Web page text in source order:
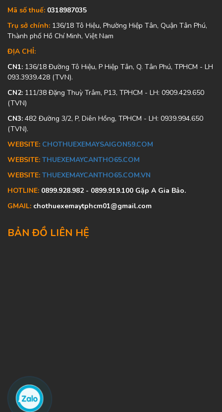
Mã số thuế: 0318987035
Trụ sở chính: 136/18 Tô Hiệu, Phường Hiệp Tân, Quận Tân Phú,
Thành phố Hồ Chí Minh, Việt Nam
ĐỊA CHỈ:
CN1: 136/18 Đường Tô Hiệu, P Hiệp Tân, Q. Tân Phú, TPHCM - LH
093.3939.428 (TVN).
CN2: 111/38 Đặng Thuỳ Trâm, P13, TPHCM - LH: 0909.429.650
(TVN)
CN3: 482 Đường 3/2, P, Diên Hồng, TPHCM - LH: 0939.994.650
(TVN).
WEBSITE: CHOTHUEXEMAYSAIGON59.COM
WEBSITE: THUEXEMAYCANTHO65.COM
WEBSITE: THUEXEMAYCANTHO65.COM.VN
HOTLINE: 0899.928.982 - 0899.919.100 Gặp A Gia Bảo.
GMAIL: chothuexemaytphcm01@gmail.com
BẢN ĐỒ LIÊN HỆ